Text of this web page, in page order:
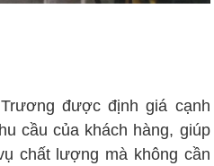
được định giá cạnh
cầu của khách hàng, giúp
chất lượng mà không cần